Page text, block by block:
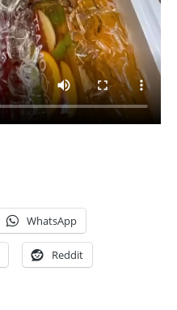
WhatsApp
Reddit